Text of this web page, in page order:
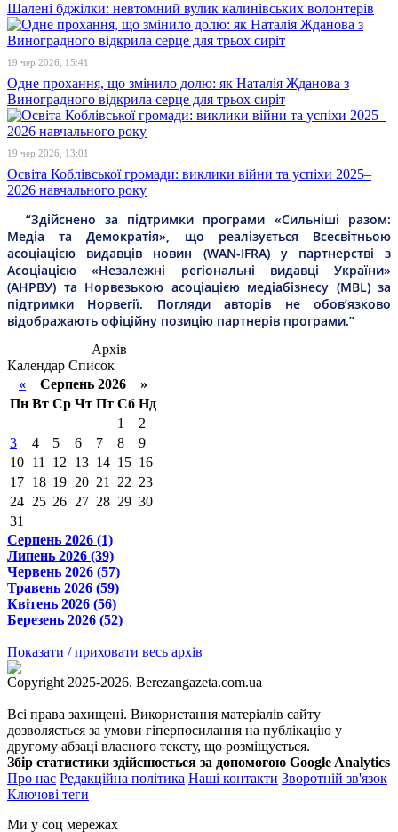
Шалені бджілки: невтомний вулик калинівських волонтерів
19 чер 2026, 15:41
Одне прохання, що змінило долю: як Наталія Жданова з
Виноградного відкрила серце для трьох сиріт
19 чер 2026, 13:01
Освіта Коблівської громади: виклики війни та успіхи 2025–
2026 навчального року
“Здійснено за підтримки програми «Сильніші разом:
Медіа та Демократія», що реалізується Всесвітньою
асоціацією видавців новин (WAN-IFRA) у партнерстві з
Асоціацією «Незалежні регіональні видавці України»
(АНРВУ) та Норвезькою асоціацією медіабізнесу (MBL) за
підтримки Норвегії. Погляди авторів не обов’язково
відображають офіційну позицію партнерів програми.”
Архів
Календар Список
« Серпень 2026 »
Пн Вт Ср Чт Пт Сб Нд
1
2
3
4 5 6 7 8
9
10 11 12 13 14 15 16
17 18 19 20 21 22 23
24 25 26 27 28 29 30
31
Серпень 2026 (1)
Липень 2026 (39)
Червень 2026 (57)
Травень 2026 (59)
Квітень 2026 (56)
Березень 2026 (52)
Показати / приховати весь архів
Copyright 2025-2026. Berezangazeta.com.ua
Всі права захищені. Використання матеріалів сайту
дозволяється за умови гіперпосилання на публікацію у
другому абзаці власного тексту, що розміщується.
Збір статистики здійснюється за допомогою Google Analytics
Про нас Редакційна політика Наші контакти Зворотній зв'язок
Ключові теги
Ми у соц мережах